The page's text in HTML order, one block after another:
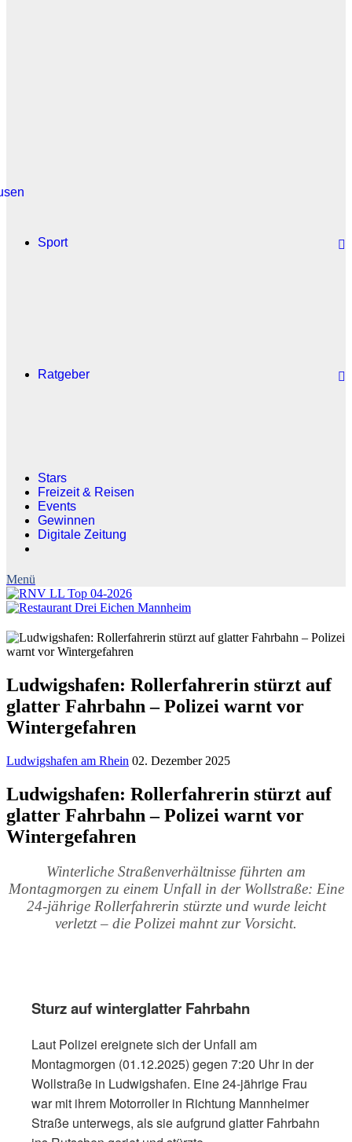
Sport
Ratgeber
Stars
Freizeit & Reisen
Events
Gewinnen
Digitale Zeitung
Ludwigshafen: Rollerfahrerin stürzt auf
glatter Fahrbahn – Polizei warnt vor
Wintergefahren
Ludwigshafen am Rhein 02. Dezember 2025
Ludwigshafen: Rollerfahrerin stürzt auf
glatter Fahrbahn – Polizei warnt vor
Wintergefahren
Winterliche Straßenverhältnisse führten am
Montagmorgen zu einem Unfall in der Wollstraße: Eine
24-jährige Rollerfahrerin stürzte und wurde leicht
verletzt – die Polizei mahnt zur Vorsicht.
Sturz auf winterglatter Fahrbahn
Laut Polizei ereignete sich der Unfall am
Montagmorgen (01.12.2025) gegen 7:20 Uhr in der
Wollstraße in Ludwigshafen. Eine 24-jährige Frau
war mit ihrem Motorroller in Richtung Mannheimer
Straße unterwegs, als sie aufgrund glatter Fahrbahn